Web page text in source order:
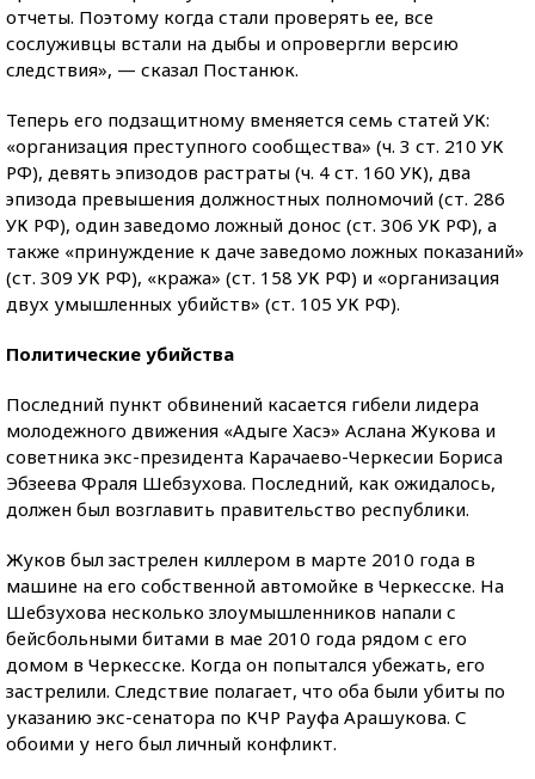
отчеты. Поэтому когда стали проверять ее, все
сослуживцы встали на дыбы и опровергли версию
следствия», — сказал Постанюк.
Теперь его подзащитному вменяется семь статей УК:
«организация преступного сообщества» (ч. 3 ст. 210 УК
РФ), девять эпизодов растраты (ч. 4 ст. 160 УК), два
эпизода превышения должностных полномочий (ст. 286
УК РФ), один заведомо ложный донос (ст. 306 УК РФ), а
также «принуждение к даче заведомо ложных показаний»
(ст. 309 УК РФ), «кража» (ст. 158 УК РФ) и «организация
двух умышленных убийств» (ст. 105 УК РФ).
Политические убийства
Последний пункт обвинений касается гибели лидера
молодежного движения «Адыге Хасэ» Аслана Жукова и
советника экс-президента Карачаево-Черкесии Бориса
Эбзеева Фраля Шебзухова. Последний, как ожидалось,
должен был возглавить правительство республики.
Жуков был застрелен киллером в марте 2010 года в
машине на его собственной автомойке в Черкесске. На
Шебзухова несколько злоумышленников напали с
бейсбольными битами в мае 2010 года рядом с его
домом в Черкесске. Когда он попытался убежать, его
застрелили. Следствие полагает, что оба были убиты по
указанию экс-сенатора по КЧР Рауфа Арашукова. С
обоими у него был личный конфликт.